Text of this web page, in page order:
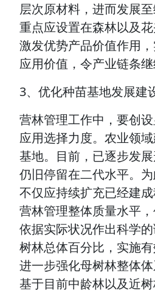
层次原材料，进而发展
重点应设置在森林以及
激发优势产品价值作用
应用价值，令产业链条
3、优化种苗基地发展建
营林管理工作中，要创
应用选择力度。农业领
基地。目前，已逐步发
仍旧停留在二代水平。
不仅应持续扩充已经建
营林管理整体质量水平
依据实际状况作出科学
树林总体百分比，实施
进一步强化母树林整体
基于目前中龄林以及近